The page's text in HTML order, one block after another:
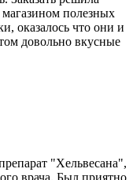
магазином полезных
оказалось что они и
довольно вкусные
"Хельвесана",